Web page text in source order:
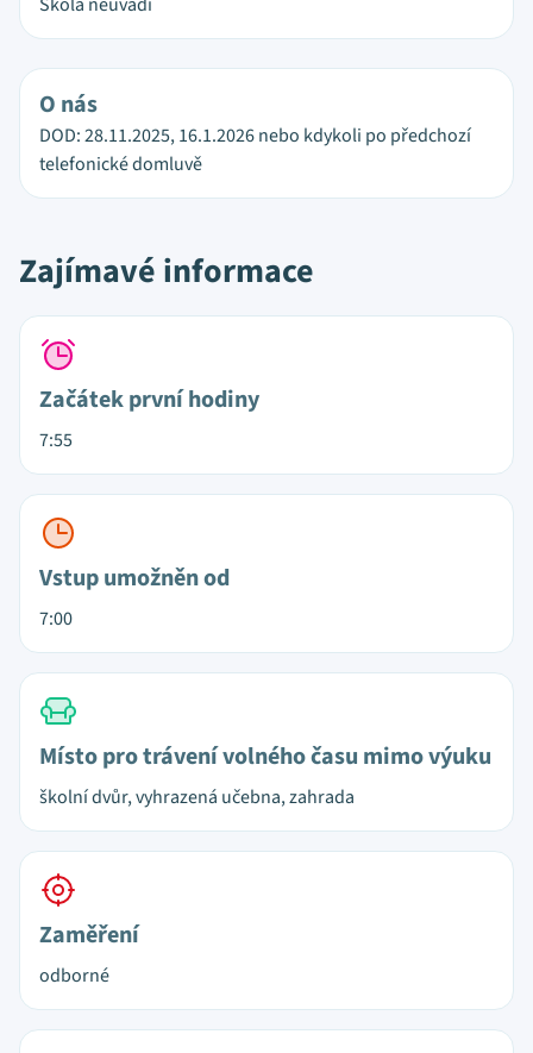
O nás
DOD: 28.11.2025, 16.1.2026 nebo kdykoli po předchozí
telefonické domluvě
Zajímavé informace
Začátek první hodiny
7:55
Vstup umožněn od
7:00
Místo pro trávení volného času mimo výuku
školní dvůr, vyhrazená učebna, zahrada
Zaměření
odborné